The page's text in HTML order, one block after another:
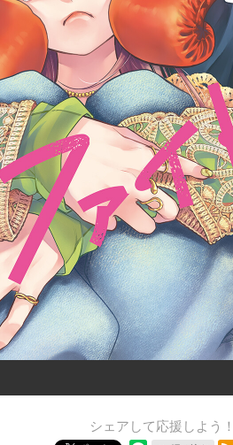
シェアして応援しよう！